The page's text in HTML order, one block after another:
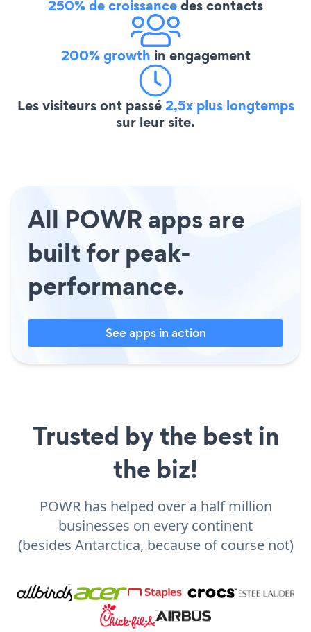
250% de croissancedes contacts
200% growth in engagement
Les visiteurs ont passé2,5x plus longtemps
sur leur site.
All POWR apps are
built for peak-
performance.
See apps in action
Trusted by the best in
the biz!
POWR has helped over a half million
businesses on every continent
(besides Antarctica, because of course not)